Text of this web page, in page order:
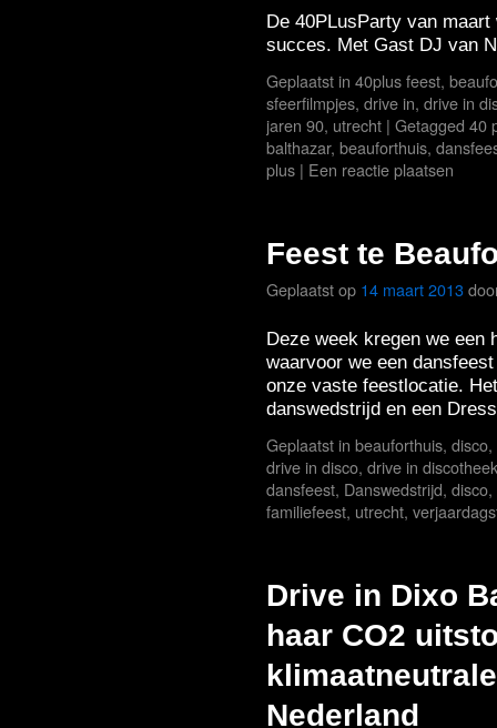
De 40PLusParty van
succes. Met Gast DJ van
Geplaatst in 40plus feest,
sfeerfilmpjes, drive in, drive in
jaren 90, utrecht | Getagged 40
balthazar, beauforthuis,
plus | Een reactie plaatsen
Feest te
Geplaatst op 14 maart 2013
Deze week kregen we een
waarvoor we een
onze vaste feestlocatie.
danswedstrijd en een
Geplaatst in beauforthuis, disco,
drive in disco, drive in discotheek
dansfeest, Danswedstrijd, disco,
familiefeest, utrecht,
Drive in Dixo
haar CO2
Nederland